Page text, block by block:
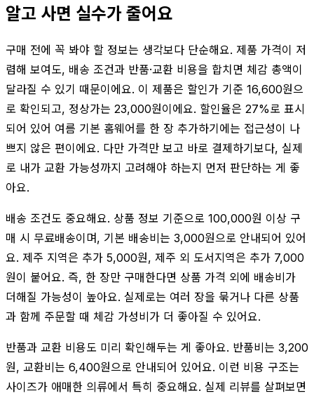
알고 사면 실수가 줄어요
구매 전에 꼭 봐야 할 정보는 생각보다 단순해요. 제품 가격이 저
렴해 보여도, 배송 조건과 반품·교환 비용을 합치면 체감 총액이
달라질 수 있기 때문이에요. 이 제품은 할인가 기준 16,600원으
로 확인되고, 정상가는 23,000원이에요. 할인율은 27%로 표시
되어 있어 여름 기본 홈웨어를 한 장 추가하기에는 접근성이 나
쁘지 않은 편이에요. 다만 가격만 보고 바로 결제하기보다, 실제
로 내가 교환 가능성까지 고려해야 하는지 먼저 판단하는 게 좋
아요.
배송 조건도 중요해요. 상품 정보 기준으로 100,000원 이상 구
매 시 무료배송이며, 기본 배송비는 3,000원으로 안내되어 있어
요. 제주 지역은 추가 5,000원, 제주 외 도서지역은 추가 7,000
원이 붙어요. 즉, 한 장만 구매한다면 상품 가격 외에 배송비가
더해질 가능성이 높아요. 실제로는 여러 장을 묶거나 다른 상품
과 함께 주문할 때 체감 가성비가 더 좋아질 수 있어요.
반품과 교환 비용도 미리 확인해두는 게 좋아요. 반품비는 3,200
원, 교환비는 6,400원으로 안내되어 있어요. 이런 비용 구조는
사이즈가 애매한 의류에서 특히 중요해요. 실제 리뷰를 살펴보면